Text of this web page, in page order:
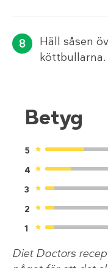
Häll såsen
köttbullarna.
Betyg
5
4
3
2
1
Diet Doctors